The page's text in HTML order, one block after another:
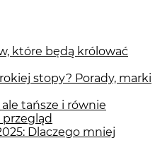
które będą królować
stopy? Porady, marki
tańsze i równie
przegląd
Dlaczego mniej